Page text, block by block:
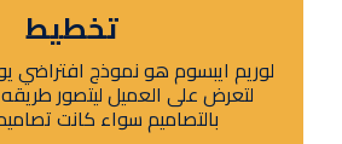
تخطيط
لوريم ايبسوم هو نموذج افتراضي
لتعرض على العميل ليتصور
بالتصاميم سواء كانت